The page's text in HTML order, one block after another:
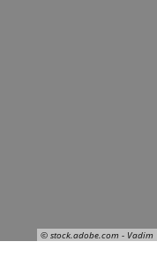
© stock.adobe.com - Vadim